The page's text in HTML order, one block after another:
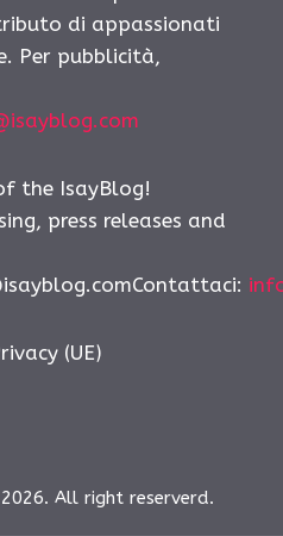
di appassionati
Per pubblicità,
the IsayBlog!
press releases and
(UE)
All right reserverd.